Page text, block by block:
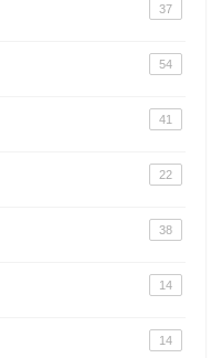
37
54
41
22
38
14
14